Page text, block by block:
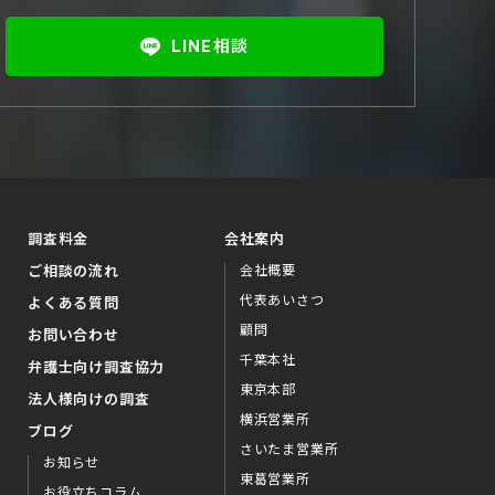
LINE相談
調査料金
ご相談の流れ
よくある質問
お問い合わせ
弁護⼠向け調査協⼒
法⼈様向けの調査
ブログ
お知らせ
会社案内
会社概要
代表あいさつ
顧問
千葉本社
東京本部
横浜営業所
さいたま営業所
東葛営業所